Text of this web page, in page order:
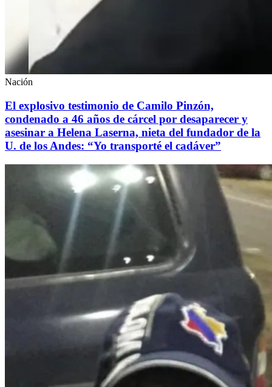
Nación
El explosivo testimonio de Camilo Pinzón,
condenado a 46 años de cárcel por desaparecer y
asesinar a Helena Laserna, nieta del fundador de la
U. de los Andes: “Yo transporté el cadáver”